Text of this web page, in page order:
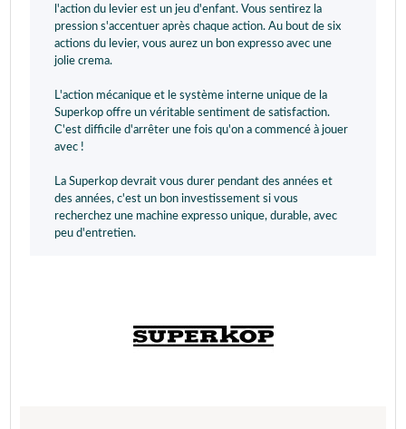
l'action du levier est un jeu d'enfant. Vous sentirez la
pression s'accentuer après chaque action. Au bout de six
actions du levier, vous aurez un bon expresso avec une
jolie crema.
L'action mécanique et le système interne unique de la
Superkop offre un véritable sentiment de satisfaction.
C'est difficile d'arrêter une fois qu'on a commencé à jouer
avec !
La Superkop devrait vous durer pendant des années et
des années, c'est un bon investissement si vous
recherchez une machine expresso unique, durable, avec
peu d'entretien.